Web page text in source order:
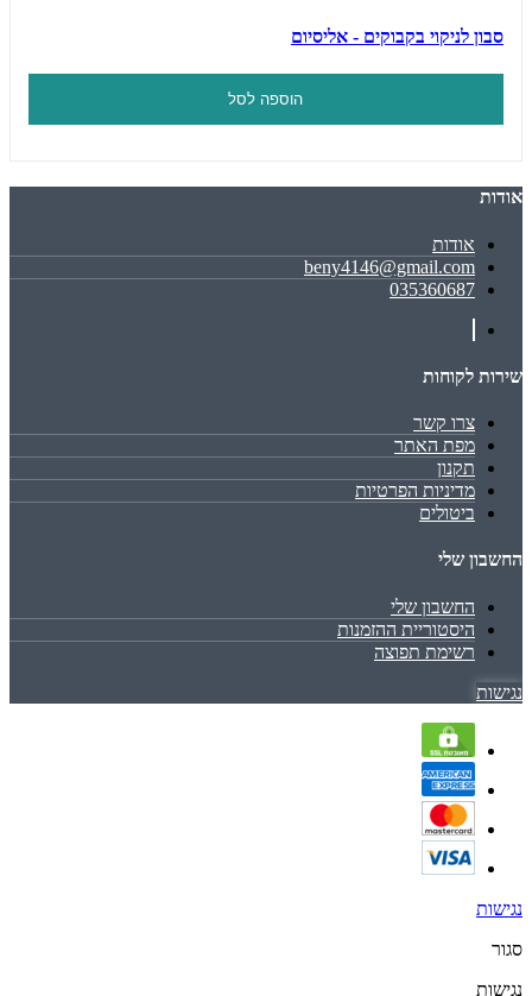
סבון לניקוי בקבוקים - אליסיום
הוספה לסל
אודות
אודות
beny4146@gmail.com
035360687
שירות לקוחות
צרו קשר
מפת האתר
תקנון
מדיניות הפרטיות
ביטולים
החשבון שלי
החשבון שלי
היסטוריית ההזמנות
רשימת תפוצה
נגישות
נגישות
סגור
נגישות